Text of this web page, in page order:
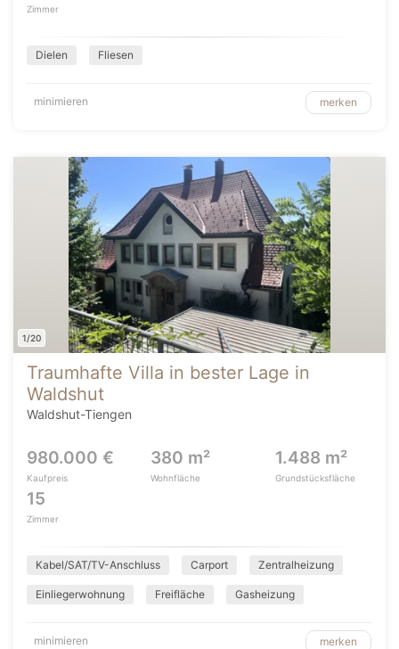
Zimmer
Dielen Fliesen
minimieren merken
1/20
Traumhafte Villa in bester Lage in
Waldshut
Waldshut-Tiengen
980.000 €
Kaufpreis
380 m²
Wohnfläche
1.488 m²
Grundstücksfläche
15
Zimmer
Kabel/SAT/TV-Anschluss Carport Zentralheizung
Einliegerwohnung Freifläche Gasheizung
minimieren merken